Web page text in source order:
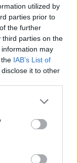
utilized by
parties prior to
the further
third parties on the
information may
IAB’s List of
it to other
or more Google
You may click to
party tags to
in below Google
velünk, sokaknak
Szólj hozzá!